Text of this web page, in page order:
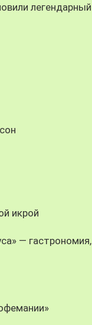
легендарный
икрой
— гастрономия,